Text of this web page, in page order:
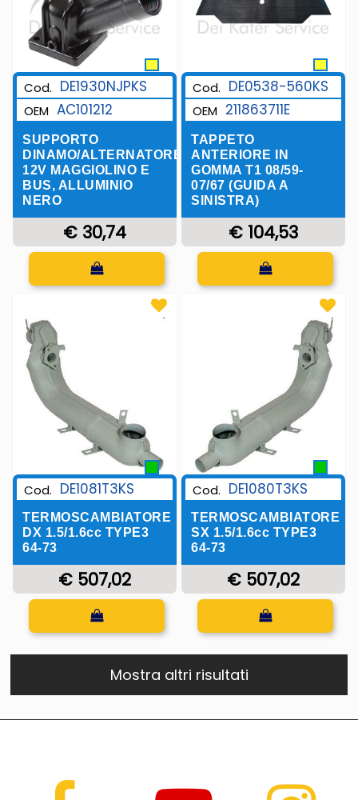
Cod. DE1930NJPKS
OEM AC101212
SUPPORTO
DINAMO/ALTERNATORE
12V MAGGIOLINO E
BUS, ALLUMINIO
NERO
€ 30,74
Quantità
Cod. DE0538-560KS
OEM 211863711E
TAPPETO
ANTERIORE IN
GOMMA T1 08/59-
07/67 (GUIDA A
SINISTRA)
€ 104,53
Quantità
Cod. DE1081T3KS
TERMOSCAMBIATORE
DX 1.5/1.6cc TYPE3
64-73
€ 507,02
Quantità
Cod. DE1080T3KS
TERMOSCAMBIATORE
SX 1.5/1.6cc TYPE3
64-73
€ 507,02
Quantità
Mostra altri risultati